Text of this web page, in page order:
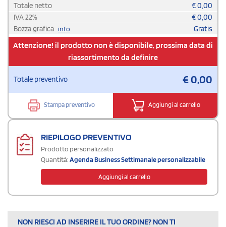
Totale netto
€0,00
IVA22% €0,00
Bozza grafica info Gratis
Attenzione! il prodotto non è disponibile, prossima data di
riassortimento da definire
Totale preventivo €0,00
Stampa preventivo Aggiungi al carrello
RIEPILOGO PREVENTIVO
Prodotto personalizzato
Quantità:Agenda Business Settimanale personalizzabile
Aggiungi al carrello
NON RIESCI AD INSERIRE IL TUO ORDINE? NON TI